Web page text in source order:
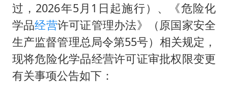
女子利用漏洞0元薅走3000多件家电
24小时不关空调 电费会更低吗
“China Cool”成海外热词
把党建设得更加坚强有力
过，2026年5月1日起施行）、《危险化
学品经营许可证管理办法》（原国家安全
生产监督管理总局令第55号）相关规定，
现将危险化学品经营许可证审批权限变更
有关事项公告如下：